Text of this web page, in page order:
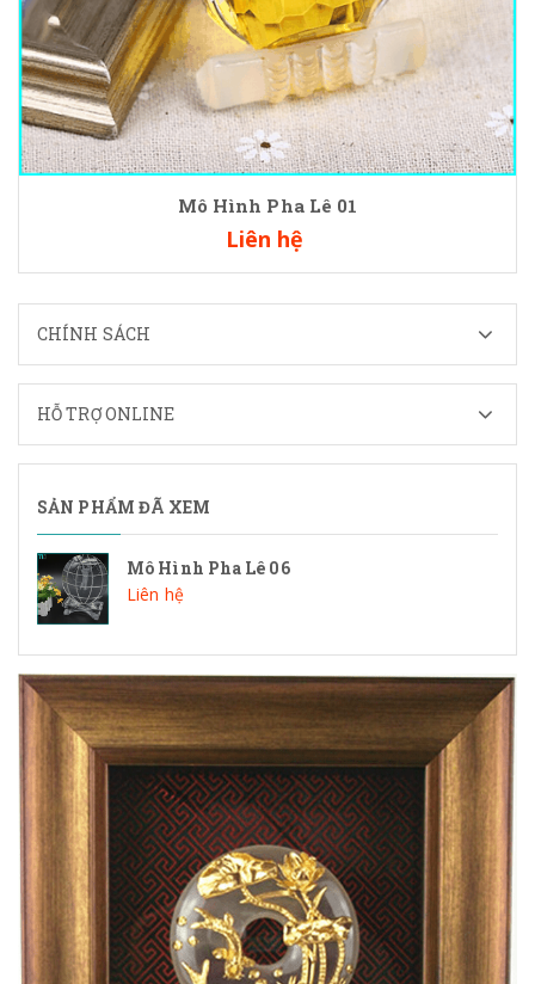
Mô Hình Pha Lê 01
Liên hệ
CHÍNH SÁCH
HỖ TRỢ ONLINE
SẢN PHẨM ĐÃ XEM
Mô Hình Pha Lê 06
Liên hệ